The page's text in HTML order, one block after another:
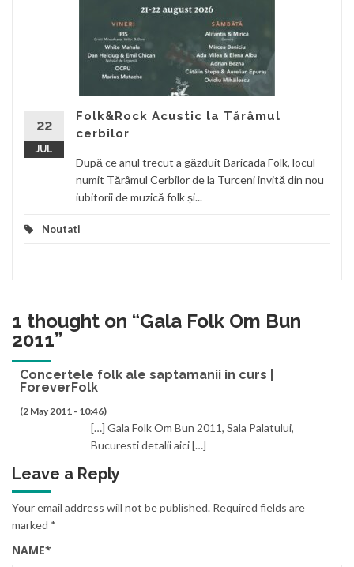
22
JUL
Folk&Rock Acustic la Tărâmul
cerbilor
După ce anul trecut a găzduit Baricada Folk, locul
numit Tărâmul Cerbilor de la Turceni invită din nou
iubitorii de muzică folk și...
Noutati
1 thought on “Gala Folk Om Bun
2011”
Concertele folk ale saptamanii in curs |
ForeverFolk
(2 May 2011 - 10:46)
[…] Gala Folk Om Bun 2011, Sala Palatului,
Bucuresti detalii aici […]
Leave a Reply
Your email address will not be published. Required fields are
marked *
NAME*